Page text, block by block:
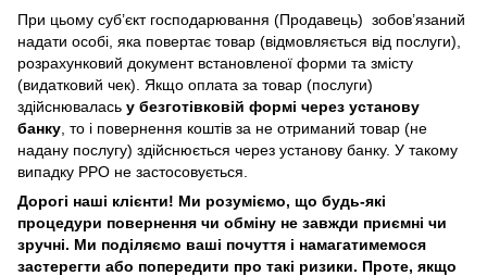
При цьому суб’єкт господарювання (Продавець) зобов’язаний
надати особі, яка повертає товар (відмовляється від послуги),
розрахунковий документ встановленої форми та змісту
(видатковий чек). Якщо оплата за товар (послуги)
здійснювалась у безготівковій формі через установу
банку , то і повернення коштів за не отриманий товар (не
надану послугу) здійснюється через установу банку. У такому
випадку РРО не застосовується.
Дорогі наші клієнти! Ми розуміємо, що будь-які
процедури повернення чи обміну не завжди приємні чи
зручні. Ми поділяємо ваші почуття і намагатимемося
застерегти або попередити про такі ризики. Проте, якщо